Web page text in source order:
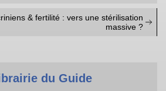
& fertilité : vers une stérilisation
massive ?
du Guide